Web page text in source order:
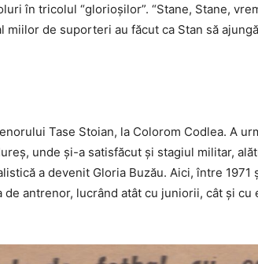
în tricolul “glorioşilor”. “Stane, Stane,
miilor de suporteri au făcut ca Stan să
Tase Stoian, la Colorom Codlea. A
unde și-a satisfăcut și stagiul militar,
a devenit Gloria Buzău. Aici, între
antrenor, lucrând atât cu juniorii, cât și